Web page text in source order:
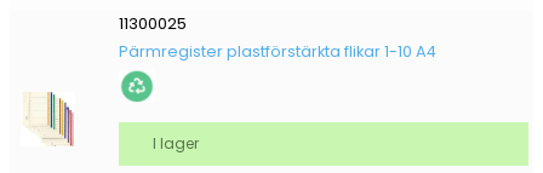
11300025
Pärmregister plastförstärkta flikar 1-10 A4
I lager